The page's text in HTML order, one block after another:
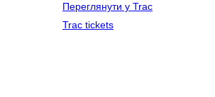
Переглянути у Trac
Trac tickets